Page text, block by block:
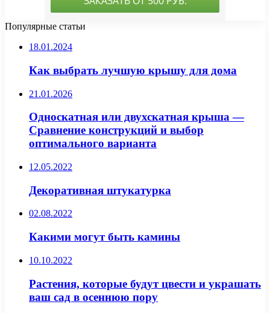
Популярные статьи
18.01.2024
Как выбрать лучшую крышу для дома
21.01.2026
Односкатная или двухскатная крыша —
Сравнение конструкций и выбор
оптимального варианта
12.05.2022
Декоративная штукатурка
02.08.2022
Какими могут быть камины
10.10.2022
Растения, которые будут цвести и украшать
ваш сад в осеннюю пору